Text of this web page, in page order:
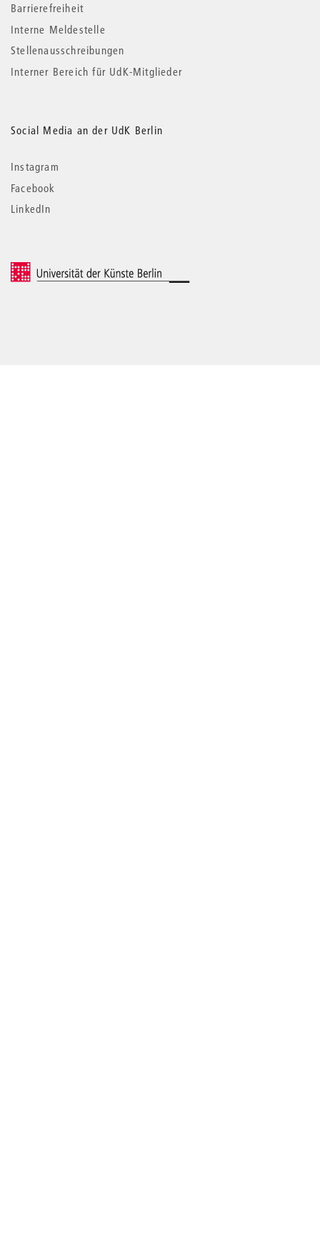
Barrierefreiheit
Interne Meldestelle
Stellenausschreibungen
Interner Bereich für UdK-Mitglieder
Social Media an der UdK Berlin
Instagram
Facebook
LinkedIn
© 2026 Universität der Künste Berlin